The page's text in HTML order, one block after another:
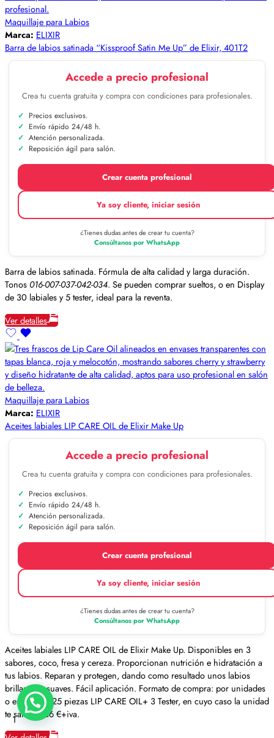
Maquillaje para Labios
Marca: ELIXIR
Barra de labios satinada “Kissproof Satin Me Up” de Elixir, 401T2
Accede a precio profesional
Crea tu cuenta gratuita y compra con condiciones para profesionales.
Precios exclusivos.
Envío rápido 24/48 h.
Atención personalizada.
Reposición ágil para salón.
Crear cuenta profesional
Ya soy cliente, iniciar sesión
¿Tienes dudas antes de crear tu cuenta?
Consúltanos por WhatsApp
Barra de labios satinada. Fórmula de alta calidad y larga duración.
Tonos 016-007-037-042-034. Se pueden comprar sueltos, o en Display
de 30 labiales y 5 tester, ideal para la reventa.
Ver detalles
Maquillaje para Labios
Marca: ELIXIR
Aceites labiales LIP CARE OIL de Elixir Make Up
Accede a precio profesional
Crea tu cuenta gratuita y compra con condiciones para profesionales.
Precios exclusivos.
Envío rápido 24/48 h.
Atención personalizada.
Reposición ágil para salón.
Crear cuenta profesional
Ya soy cliente, iniciar sesión
¿Tienes dudas antes de crear tu cuenta?
Consúltanos por WhatsApp
Aceites labiales LIP CARE OIL de Elixir Make Up. Disponibles en 3
sabores, coco, fresa y cereza. Proporcionan nutrición e hidratación a
tus labios. Reparan y protegen, dando como resultado unos labios
brillantes y suaves. Fácil aplicación. Formato de compra: por unidades
o en display 25 piezas LIP CARE OIL+ 3 Tester, en cuyo caso la unidad
te sale a 4,56 €+iva.
1